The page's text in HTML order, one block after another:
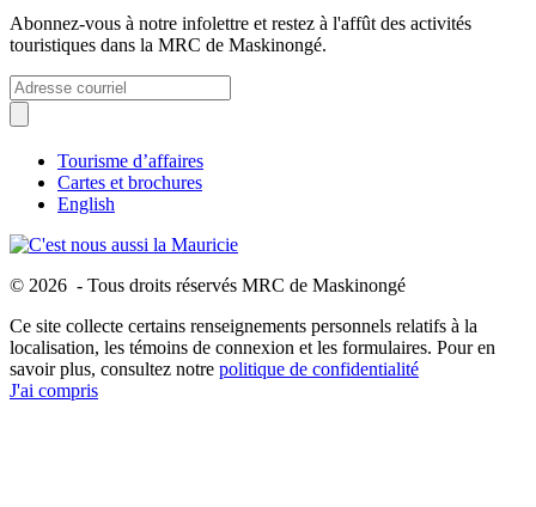
Abonnez-vous à notre infolettre et restez à l'affût des activités
touristiques dans la MRC de Maskinongé.
Tourisme d’affaires
Cartes et brochures
English
© 2026 - Tous droits réservés MRC de Maskinongé
Ce site collecte certains renseignements personnels relatifs à la
localisation, les témoins de connexion et les formulaires. Pour en
savoir plus, consultez notre politique de confidentialité
J'ai compris